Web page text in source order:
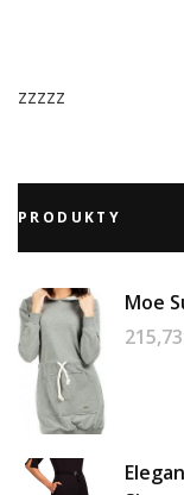
zzzzz
PRODUKTY
Moe
215,73